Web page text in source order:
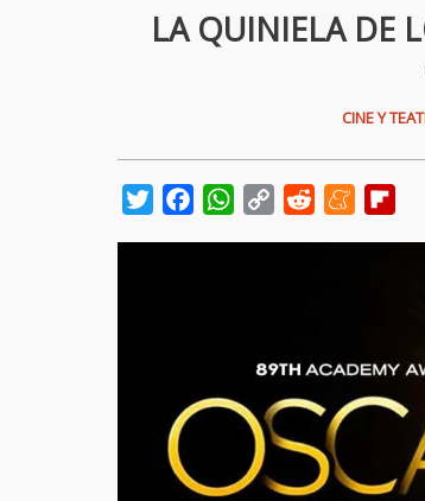
LA QUINIELA DE
CINE Y
TwitterFacebookWhatsApp
Copy
Reddit